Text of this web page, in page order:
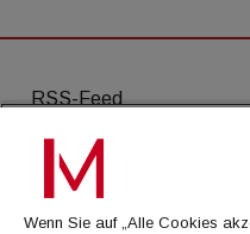
RSS-Feed
AGB
Datenschutz
Kontakt
Wenn Sie auf „Alle Cookies